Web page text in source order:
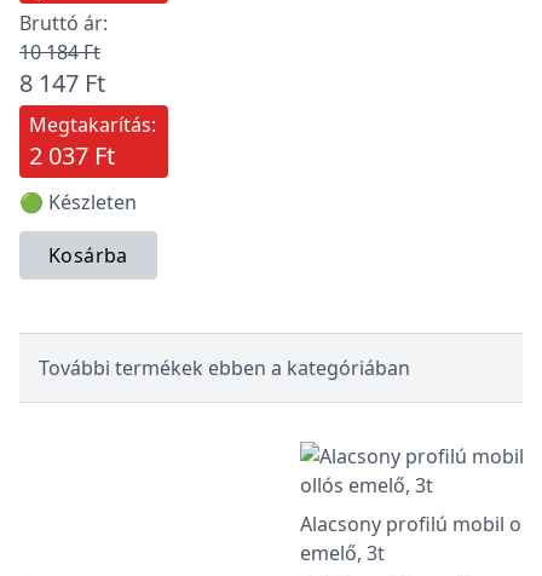
Bruttó ár:
10 184 Ft
8 147 Ft
Megtakarítás:
2 037 Ft
🟢 Készleten
Kosárba
További termékek ebben a kategóriában
Alacsony profilú mobil
emelő, 3t